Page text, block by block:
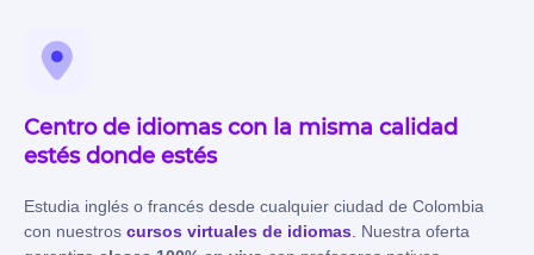
Centro de idiomas con la misma calidad
estés donde estés
Estudia inglés o francés desde cualquier ciudad de Colombia
con nuestros cursos virtuales de idiomas
Nuestra oferta